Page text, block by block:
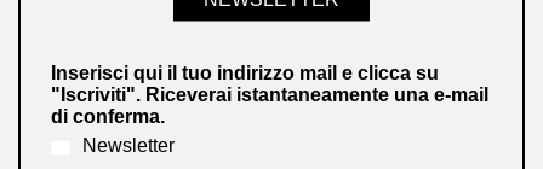
Inserisci qui il tuo indirizzo mail e clicca su
"Iscriviti". Riceverai istantaneamente una e-mail
di conferma.
Newsletter